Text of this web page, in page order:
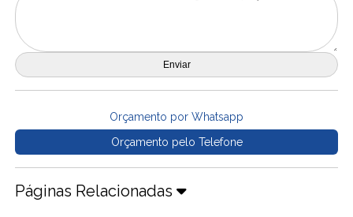
Orçamento por Whatsapp
Orçamento pelo Telefone
Páginas Relacionadas